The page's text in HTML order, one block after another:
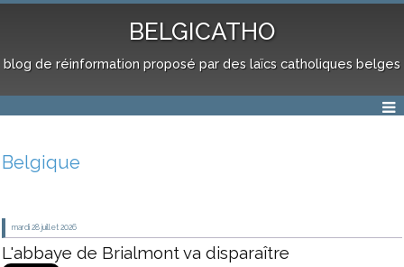
BELGICATHO
blog de réinformation proposé par des laïcs catholiques belges
Belgique
mardi 28 juillet 2026
L'abbaye de Brialmont va disparaître